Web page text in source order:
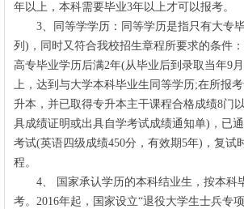
年以上，本科需要毕业3年以上才可以报考。
3、同等学学历：同等学历是指只有大专
列)，同时又符合我校招生章程所要求的条件
高专毕业学历后满2年(从毕业后到录取当年9
上，达到与大学本科毕业生同等学历;在所报
升本，并已取得专升本主干课程合格成绩8门
具成绩证明或出具自学考试成绩通知单)，已
考试(英语四级成绩450分，有效期5年)，复试
程。
4、 国家承认学历的本科结业生，按本科
考。2016年起，国家设立“退役大学生士兵专